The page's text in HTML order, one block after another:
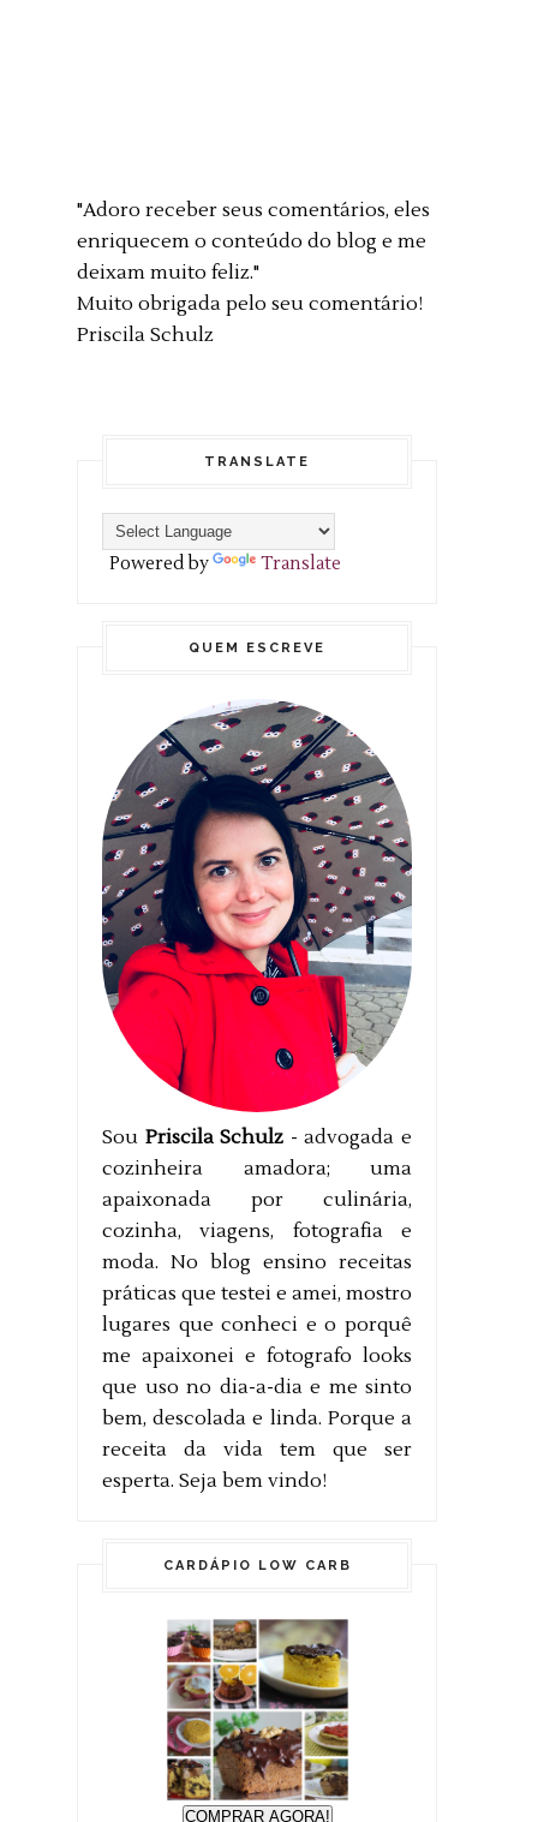
"Adoro receber seus comentários, eles
enriquecem o conteúdo do blog e me
deixam muito feliz."
Muito obrigada pelo seu comentário!
Priscila Schulz
TRANSLATE
Powered by Translate
QUEM ESCREVE
Sou Priscila Schulz - advogada e
cozinheira amadora; uma
apaixonada por culinária,
cozinha, viagens, fotografia e
moda. No blog ensino receitas
práticas que testei e amei, mostro
lugares que conheci e o porquê
me apaixonei e fotografo looks
que uso no dia-a-dia e me sinto
bem, descolada e linda. Porque a
receita da vida tem que ser
esperta. Seja bem vindo!
CARDÁPIO LOW CARB
COMPRAR AGORA!